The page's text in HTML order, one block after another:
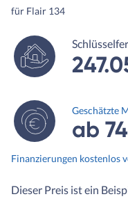
für Flair 134
Geschätzte
ab
Finanzierungen kostenlos
Dieser Preis ist ein